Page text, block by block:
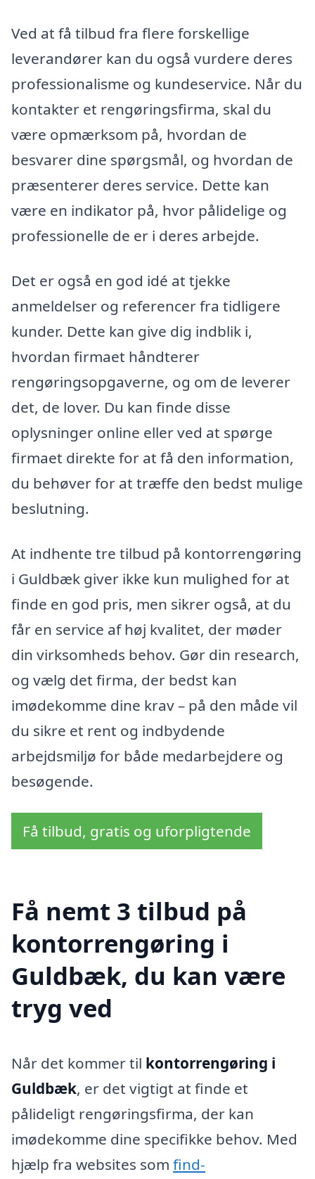
Ved at få tilbud fra flere forskellige
leverandører kan du også vurdere deres
professionalisme og kundeservice. Når du
kontakter et rengøringsfirma, skal du
være opmærksom på, hvordan de
besvarer dine spørgsmål, og hvordan de
præsenterer deres service. Dette kan
være en indikator på, hvor pålidelige og
professionelle de er i deres arbejde.
Det er også en god idé at tjekke
anmeldelser og referencer fra tidligere
kunder. Dette kan give dig indblik i,
hvordan firmaet håndterer
rengøringsopgaverne, og om de leverer
det, de lover. Du kan finde disse
oplysninger online eller ved at spørge
firmaet direkte for at få den information,
du behøver for at træffe den bedst mulige
beslutning.
At indhente tre tilbud på kontorrengøring
i Guldbæk giver ikke kun mulighed for at
finde en god pris, men sikrer også, at du
får en service af høj kvalitet, der møder
din virksomheds behov. Gør din research,
og vælg det firma, der bedst kan
imødekomme dine krav – på den måde vil
du sikre et rent og indbydende
arbejdsmiljø for både medarbejdere og
besøgende.
Få tilbud, gratis og uforpligtende
Få nemt 3 tilbud på
kontorrengøring i
Guldbæk, du kan være
tryg ved
Når det kommer til kontorrengøring i
Guldbæk, er det vigtigt at finde et
pålideligt rengøringsfirma, der kan
imødekomme dine specifikke behov. Med
hjælp fra websites som find-